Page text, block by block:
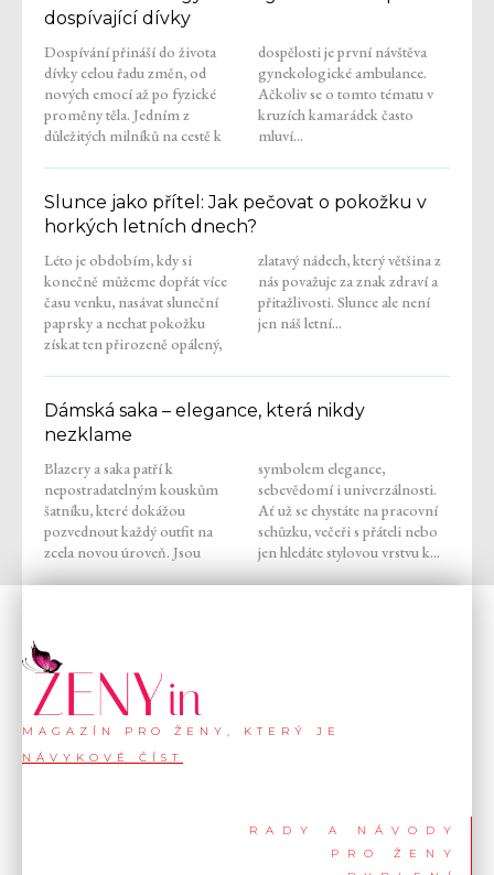
dospívající dívky
Dospívání přináší do života
dívky celou řadu změn, od
nových emocí až po fyzické
proměny těla. Jedním z
důležitých milníků na cestě k
dospělosti je první návštěva
gynekologické ambulance.
Ačkoliv se o tomto tématu v
kruzích kamarádek často
mluví...
Slunce jako přítel: Jak pečovat o pokožku v
horkých letních dnech?
Léto je obdobím, kdy si
konečně můžeme dopřát více
času venku, nasávat sluneční
paprsky a nechat pokožku
získat ten přirozeně opálený,
zlatavý nádech, který většina z
nás považuje za znak zdraví a
přitažlivosti. Slunce ale není
jen náš letní...
Dámská saka – elegance, která nikdy
nezklame
Blazery a saka patří k
nepostradatelným kouskům
šatníku, které dokážou
pozvednout každý outfit na
zcela novou úroveň. Jsou
symbolem elegance,
sebevědomí i univerzálnosti.
Ať už se chystáte na pracovní
schůzku, večeři s přáteli nebo
jen hledáte stylovou vrstvu k...
MAGAZÍN PRO ŽENY, KTERÝ JE
NÁVYKOVÉ ČÍST
RADY A NÁVODY
PRO ŽENY